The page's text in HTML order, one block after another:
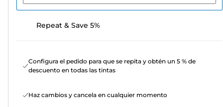
Repeat & Save 5%
Configura el pedido para que se repita y obtén un 5 % de
descuento en todas las tintas
Haz cambios y cancela en cualquier momento